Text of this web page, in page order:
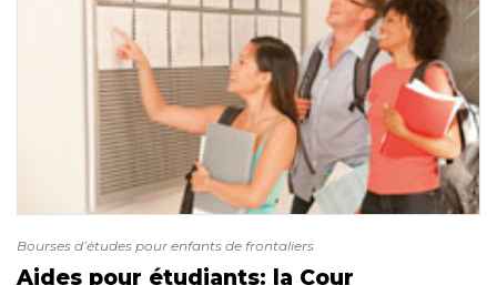
Bourses d’études pour enfants de frontaliers
Aides pour étudiants: la Cour